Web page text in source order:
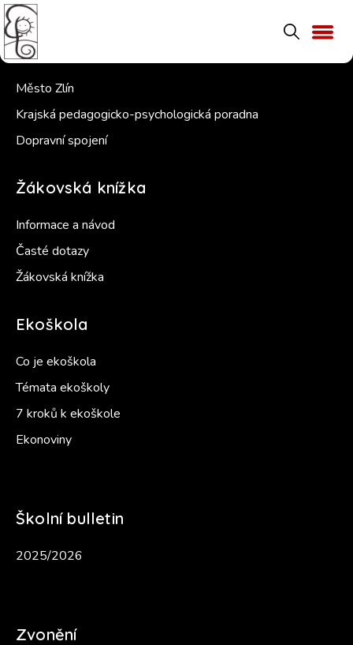
Užitečné odkazy
Město Zlín
Krajská pedagogicko-psychologická poradna
Dopravní spojení
Žákovská knížka
Informace a návod
Časté dotazy
Žákovská knížka
Ekoškola
Co je ekoškola
Témata ekoškoly
7 kroků k ekoškole
Ekonoviny
Školní bulletin
2025/2026
Zvonění